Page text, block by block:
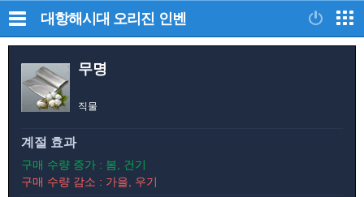
대항해시대 오리진 인벤
무명
직물
계절 효과
구매 수량 증가 : 봄, 건기
구매 수량 감소 : 가을, 우기